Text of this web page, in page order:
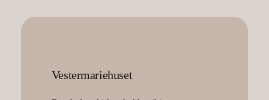
Vestermariehuset